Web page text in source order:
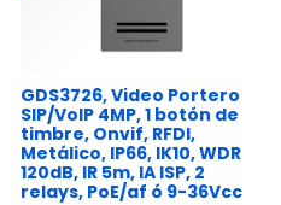
GDS3726, Video Portero
SIP/VoIP 4MP, 1 botón de
timbre, Onvif, RFDI,
Metálico, IP66, IK10, WDR
120dB, IR 5m, IA ISP, 2
relays, PoE/af ó 9-36Vcc